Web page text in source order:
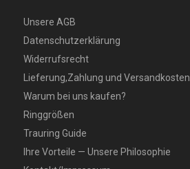
Unsere AGB
Datenschutzerklärung
Widerrufsrecht
Lieferung,Zahlung und Versandkosten
Warum bei uns kaufen?
Ringgrößen
Trauring Guide
Ihre Vorteile — Unsere Philosophie